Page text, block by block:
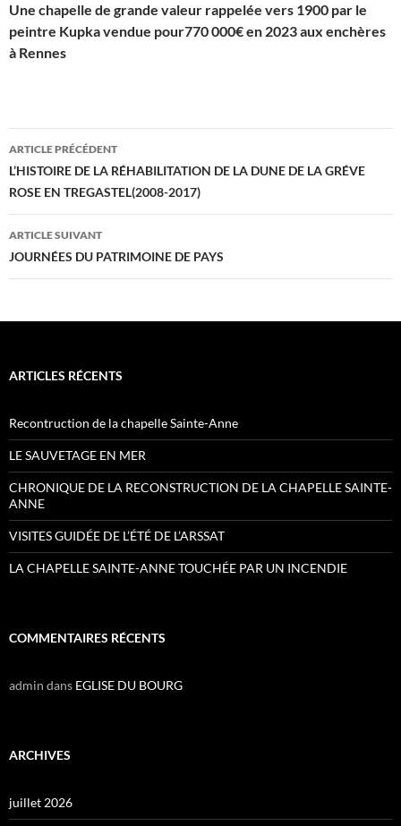
Une chapelle de grande valeur rappelée vers 1900 par le
peintre Kupka vendue pour770 000€ en 2023 aux enchères
à Rennes
Navigation
des
articles
ARTICLE PRÉCÉDENT
L’HISTOIRE DE LA RÉHABILITATION DE LA DUNE DE LA GRÉVE
ROSE EN TREGASTEL(2008-2017)
ARTICLE SUIVANT
JOURNÉES DU PATRIMOINE DE PAYS
ARTICLES RÉCENTS
Recontruction de la chapelle Sainte-Anne
LE SAUVETAGE EN MER
CHRONIQUE DE LA RECONSTRUCTION DE LA CHAPELLE SAINTE-
ANNE
VISITES GUIDÉE DE L’ÉTÉ DE L’ARSSAT
LA CHAPELLE SAINTE-ANNE TOUCHÉE PAR UN INCENDIE
COMMENTAIRES RÉCENTS
admin dans EGLISE DU BOURG
ARCHIVES
juillet 2026